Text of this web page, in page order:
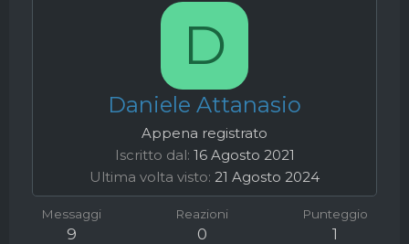
D
Daniele Attanasio
Appena registrato
Iscritto dal 16 Agosto 2021
Ultima volta visto 21 Agosto 2024
Messaggi
9
Reazioni
0
Punteggio
1